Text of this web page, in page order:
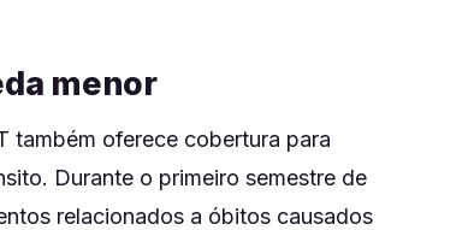
menor
também oferece cobertura para
Durante o primeiro semestre de
relacionados a óbitos causados